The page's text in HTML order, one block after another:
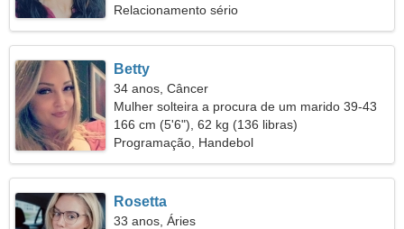
Relacionamento sério
Betty
34 anos, Câncer
Mulher solteira a procura de um marido 39-43
166 cm (5'6"), 62 kg (136 libras)
Programação, Handebol
Rosetta
33 anos, Áries